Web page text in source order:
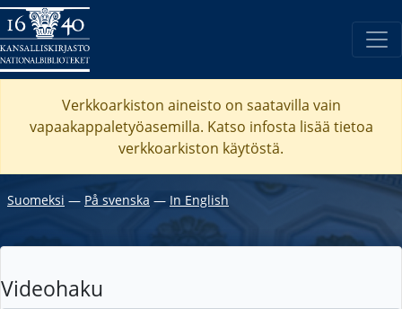
Verkkoarkiston aineisto on saatavilla vain
vapaakappaletyöasemilla. Katso infosta lisää tietoa
verkkoarkiston käytöstä.
Suomeksi ― På svenska ― In English
Videohaku